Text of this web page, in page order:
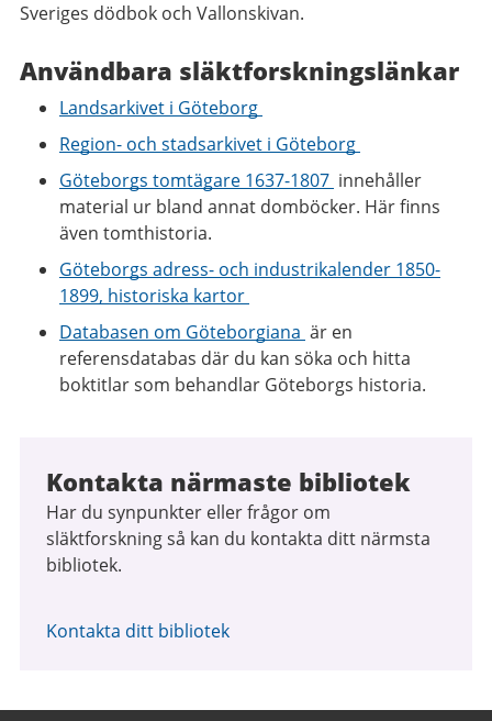
Sveriges dödbok och Vallonskivan.
Användbara släktforskningslänkar
Landsarkivet i Göteborg
Region- och stadsarkivet i Göteborg
Göteborgs tomtägare 1637-1807 innehåller
material ur bland annat domböcker. Här finns
även tomthistoria.
Göteborgs adress- och industrikalender 1850-
1899, historiska kartor
Databasen om Göteborgiana är en
referensdatabas där du kan söka och hitta
boktitlar som behandlar Göteborgs historia.
Kontakta närmaste bibliotek
Har du synpunkter eller frågor om
släktforskning så kan du kontakta ditt närmsta
bibliotek.
Kontakta ditt bibliotek